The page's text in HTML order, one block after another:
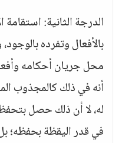
الدرجة الثانية:
بالأفعال وتفرده
محل جريان أحكامه
أنه في ذلك كالمجذوب
له، لا أن ذلك حصل
في قدر اليقظة بحفظه؛